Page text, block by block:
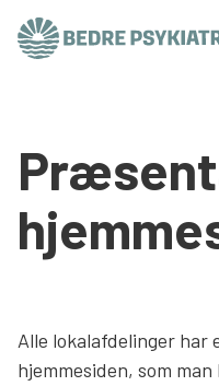
Tal og fakta
Om os
Presse og politik
Alle lokalafdelinger
hjemmesiden, som